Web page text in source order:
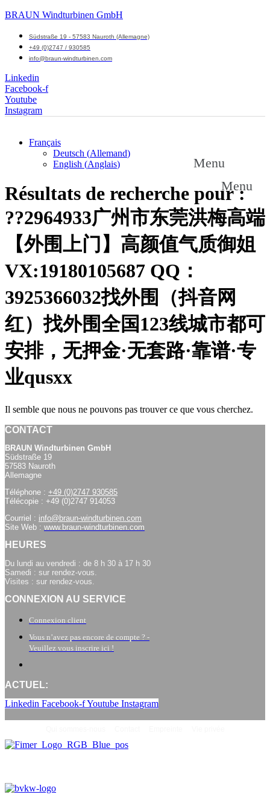
BRAUN Windturbinen GmbH
Südstraße 19 - 57583 Nauroth (Allemagne)
+49 (0)2747 / 930585
info@braun-windturbinen.com
Linkedin
Facebook-f
Youtube
Instagram
Français
Deutsch (Allemand)
English (Anglais)
Menu
Menu
Résultats de recherche pour :
??2964933广州市东莞洪梅高端
【外围上门】高颜值气质御姐
VX:19180105687 QQ：
3925366032找外围（抖音网
红）找外围全国123线城市都可
安排，无押金·无套路·靠谱·专
业qusxx
Il semble que nous ne pouvons pas trouver ce que vous cherchez.
CONTACT
BRAUN Windturbinen GmbH
Südstraße 19
57583 Nauroth
Allemagne
Téléphone : +49 (0)2747 930585
Télécopie : +49 (0)2747 914053
Courriel : info@braun-windturbinen.com
Site Web : www.braun-windturbinen.com
HEURES
Du lundi au vendredi : de 8 h 30 à 17 h 30
Samedi : sur rendez-vous.
Visites : sur rendez-vous.
CONNEXION AU SERVICE
Connexion client
Vous n’avez pas encore de compte ? -
Veuillez vous inscrire ici !
ACTUEL:
Linkedin Facebook-fYoutube Instagram